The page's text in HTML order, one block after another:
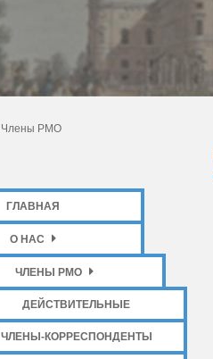
Члены РМО
ГЛАВНАЯ
О НАС
ЧЛЕНЫ РМО
ДЕЙСТВИТЕЛЬНЫЕ
ЧЛЕНЫ-КОРРЕСПОНДЕНТЫ